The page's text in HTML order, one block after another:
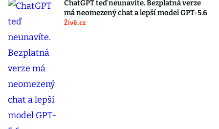
ChatGPT teď neunavíte. Bezplatná verze
má neomezený chat a lepší model GPT-5.6
Živě.cz